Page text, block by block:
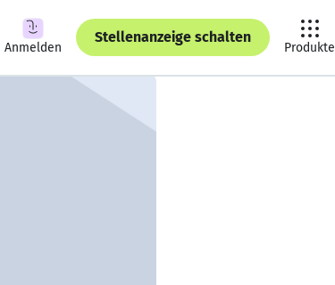
Anmelden
Stellenanzeige schalten
Produkte